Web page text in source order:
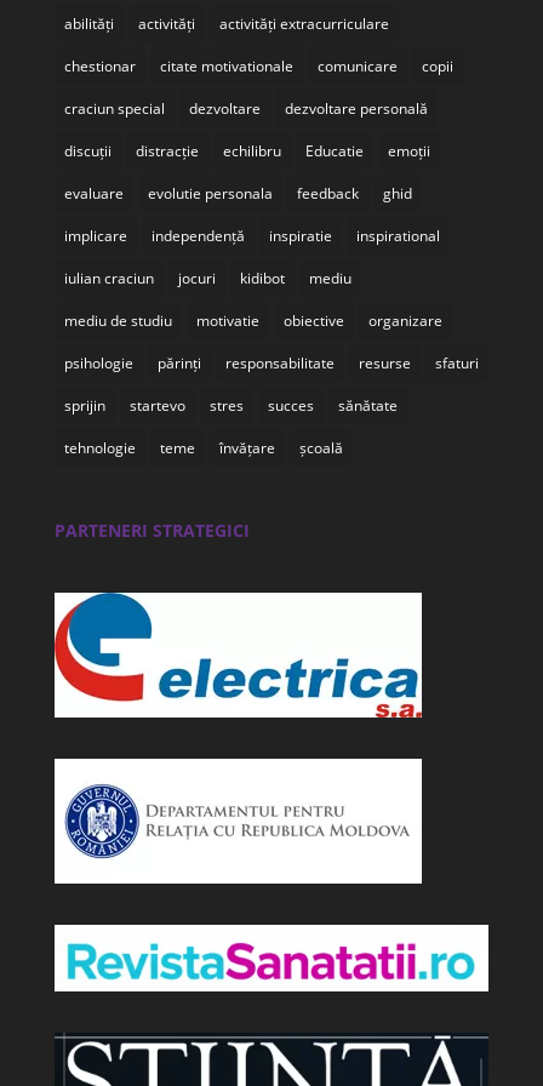
abilități activități activități extracurriculare
chestionar citate motivationale comunicare copii
craciun special dezvoltare dezvoltare personală
discuții distracție echilibru Educatie emoții
evaluare evolutie personala feedback ghid
implicare independență inspiratie inspirational
iulian craciun jocuri kidibot mediu
mediu de studiu motivatie obiective organizare
psihologie părinți responsabilitate resurse sfaturi
sprijin startevo stres succes sănătate
tehnologie teme învățare școală
PARTENERI STRATEGICI